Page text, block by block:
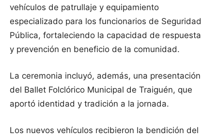
vehículos de patrullaje y equipamiento
especializado para los funcionarios de Seguridad
Pública, fortaleciendo la capacidad de respuesta
y prevención en beneficio de la comunidad.
La ceremonia incluyó, además, una presentación
del Ballet Folclórico Municipal de Traiguén, que
aportó identidad y tradición a la jornada.
Los nuevos vehículos recibieron la bendición del